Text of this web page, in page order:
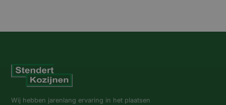
Wij hebben jarenlang ervaring in het plaatsen